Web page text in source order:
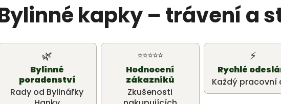
kapky – trávení a
🌿
Bylinné
poradenství
Rady od Bylinářky
⭐⭐⭐⭐⭐
Hodnocení
zákazníků
Zkušenosti
⚡
Rychlé
Každý pracovní
Doporučujeme